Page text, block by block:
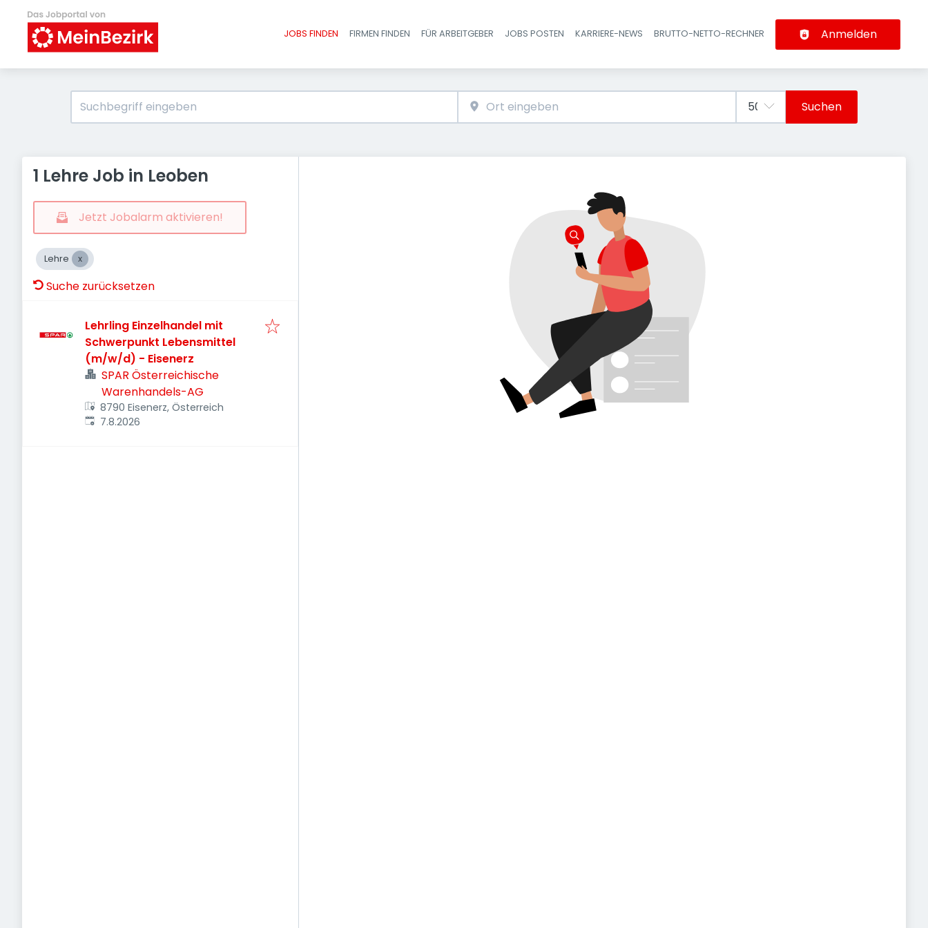
Haupt-Navigation
JOBS FINDEN FIRMEN FINDEN FÜR ARBEITGEBER JOBS POSTEN KARRIERE-NEWS BRUTTO-NETTO-RECHNER Anmelden
Suchen
1 Lehre Job in Leoben
Jetzt Jobalarm aktivieren!
Lehre
Suche zurücksetzen
Lehrling Einzelhandel mit
Schwerpunkt Lebensmittel
(m/w/d) - Eisenerz
SPAR Österreichische
Warenhandels-AG
8790 Eisenerz, Österreich
Veröffentlicht
7.8.2026